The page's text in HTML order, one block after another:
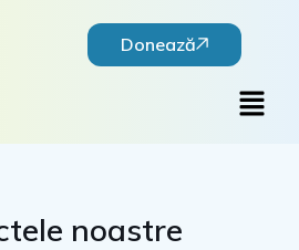
Donează
Main
Menu
noastre